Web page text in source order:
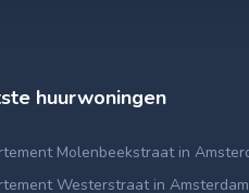
huurwoningen
Molenbeekstraat in
Westerstraat in Amsterdam